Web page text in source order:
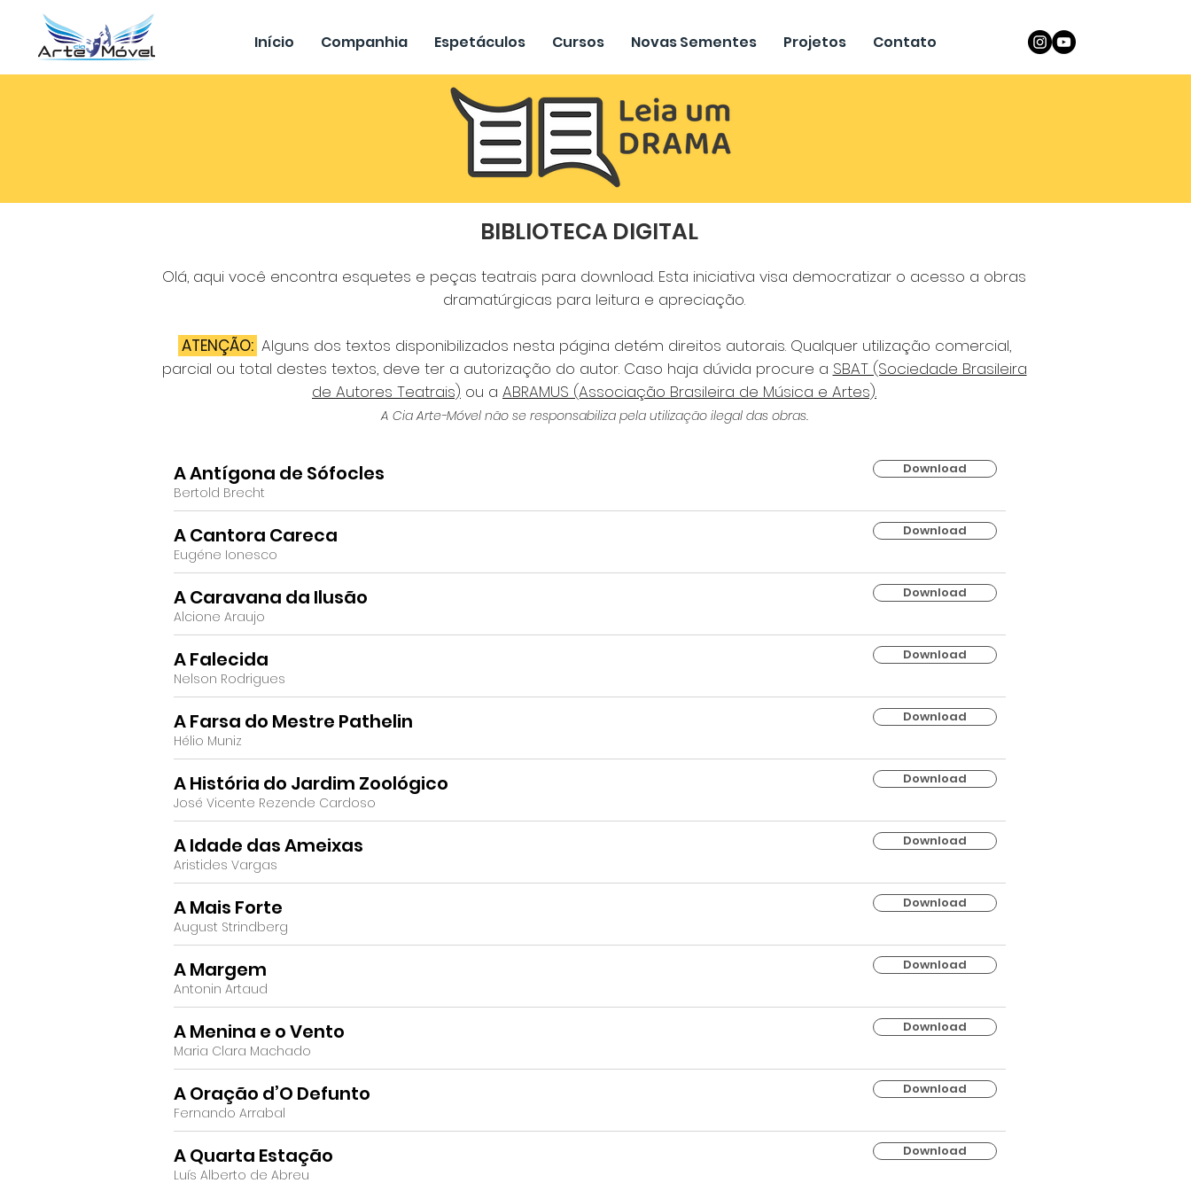
Início Companhia Espetáculos Cursos Novas Sementes Projetos Contato
BIBLIOTECA DIGITAL
Olá, aqui você encontra esquetes e peças teatrais para download. Esta iniciativa visa democratizar o acesso a obras
dramatúrgicas para leitura e apreciação.
ATENÇÃO: Alguns dos textos disponibilizados nesta página detém direitos autorais. Qualquer utilização comercial,
parcial ou total destes textos, deve ter a autorização do autor. Caso haja dúvida procure a SBAT (Sociedade Brasileira
de Autores Teatrais) ou a ABRAMUS (Associação Brasileira de Música e Artes).
A Cia Arte-Móvel não se responsabiliza pela utilização ilegal das obras.
A Antígona de Sófocles
Bertold Brecht
Download
A Cantora Careca
Eugéne Ionesco
Download
A Caravana da Ilusão
Alcione Araujo
Download
A Falecida
Nelson Rodrigues
Download
A Farsa do Mestre Pathelin
Hélio Muniz
Download
A História do Jardim Zoológico
José Vicente Rezende Cardoso
Download
A Idade das Ameixas
Aristides Vargas
Download
A Mais Forte
August Strindberg
Download
A Margem
Antonin Artaud
Download
A Menina e o Vento
Maria Clara Machado
Download
A Oração d’O Defunto
Fernando Arrabal
Download
A Quarta Estação
Luís Alberto de Abreu
Download